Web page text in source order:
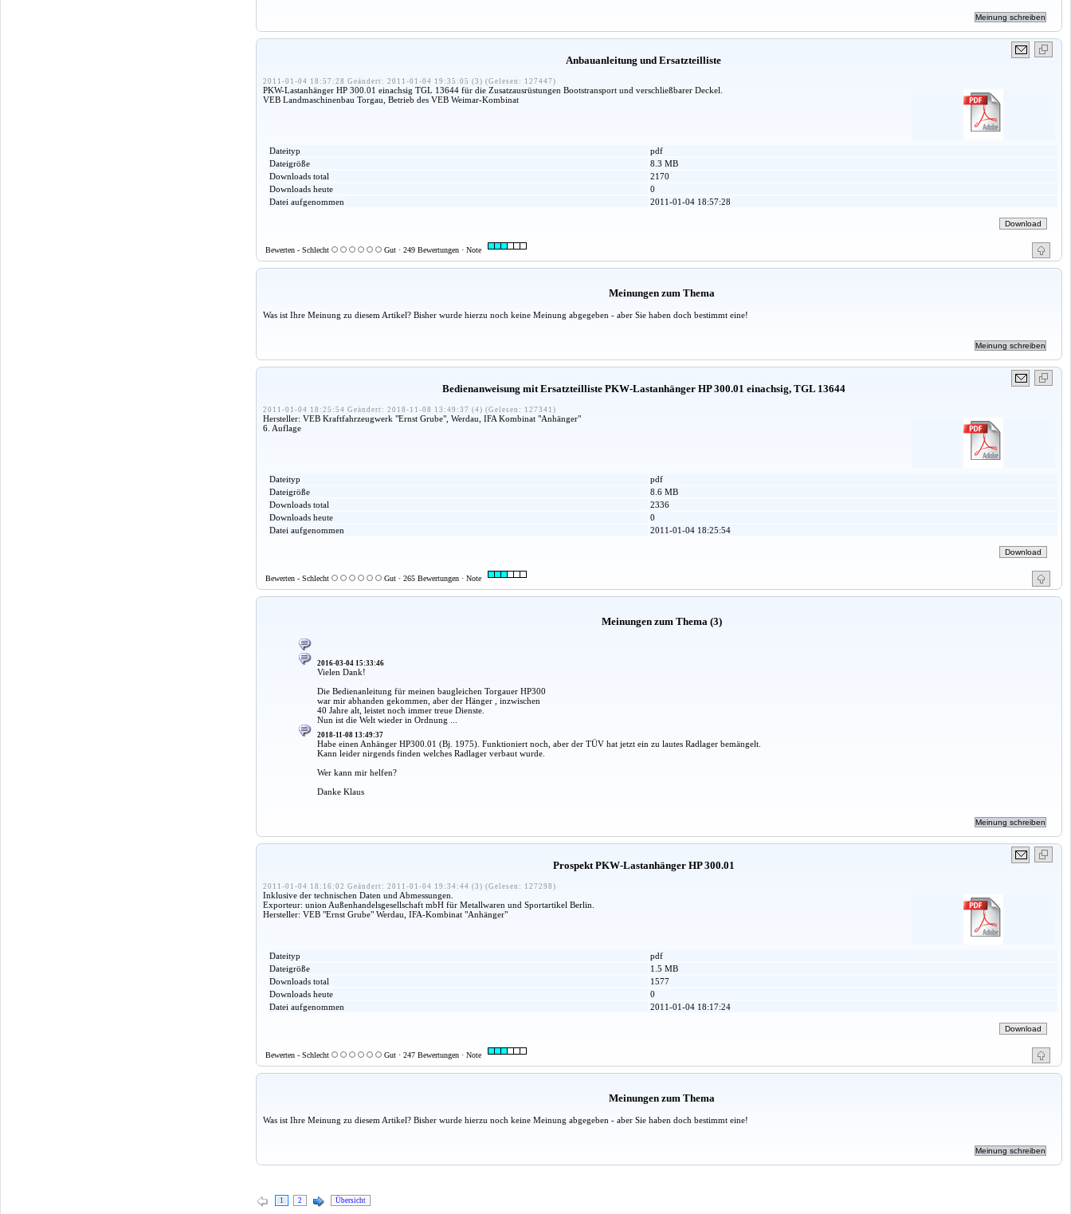
Anbauanleitung und Ersatzteilliste
2011-01-04 18:57:28 Geändert: 2011-01-04 19:35:05 (3) (Gelesen: 127447)
PKW-Lastanhänger HP 300.01 einachsig TGL 13644 für die Zusatzausrüstungen Bootstransport und verschließbarer Deckel.
VEB Landmaschinenbau Torgau, Betrieb des VEB Weimar-Kombinat
Dateityp
pdf
Dateigröße
8.3 MB
Downloads total
2170
Downloads heute
0
Datei aufgenommen
2011-01-04 18:57:28
Bewerten - Schlecht Gut · 249 Bewertungen · Note
Meinungen zum Thema
Was ist Ihre Meinung zu diesem Artikel? Bisher wurde hierzu noch keine Meinung abgegeben - aber Sie haben doch bestimmt eine!
Bedienanweisung mit Ersatzteilliste PKW-Lastanhänger HP 300.01 einachsig, TGL 13644
2011-01-04 18:25:54 Geändert: 2018-11-08 13:49:37 (4) (Gelesen: 127341)
Hersteller: VEB Kraftfahrzeugwerk "Ernst Grube", Werdau, IFA Kombinat "Anhänger"
6. Auflage
Dateityp
pdf
Dateigröße
8.6 MB
Downloads total
2336
Downloads heute
0
Datei aufgenommen
2011-01-04 18:25:54
Bewerten - Schlecht Gut · 265 Bewertungen · Note
Meinungen zum Thema (3)
2016-03-04 15:33:46
Vielen Dank!
Die Bedienanleitung für meinen baugleichen Torgauer HP300
war mir abhanden gekommen, aber der Hänger , inzwischen
40 Jahre alt, leistet noch immer treue Dienste.
Nun ist die Welt wieder in Ordnung ...
2018-11-08 13:49:37
Habe einen Anhänger HP300.01 (Bj. 1975). Funktioniert noch, aber der TÜV hat jetzt ein zu lautes Radlager bemängelt.
Kann leider nirgends finden welches Radlager verbaut wurde.
Wer kann mir helfen?
Danke Klaus
Prospekt PKW-Lastanhänger HP 300.01
2011-01-04 18:16:02 Geändert: 2011-01-04 19:34:44 (3) (Gelesen: 127298)
Inklusive der technischen Daten und Abmessungen.
Exporteur: union Außenhandelsgesellschaft mbH für Metallwaren und Sportartikel Berlin.
Hersteller: VEB "Ernst Grube" Werdau, IFA-Kombinat "Anhänger"
Dateityp
pdf
Dateigröße
1.5 MB
Downloads total
1577
Downloads heute
0
Datei aufgenommen
2011-01-04 18:17:24
Bewerten - Schlecht Gut · 247 Bewertungen · Note
Meinungen zum Thema
Was ist Ihre Meinung zu diesem Artikel? Bisher wurde hierzu noch keine Meinung abgegeben - aber Sie haben doch bestimmt eine!
1 2 Übersicht